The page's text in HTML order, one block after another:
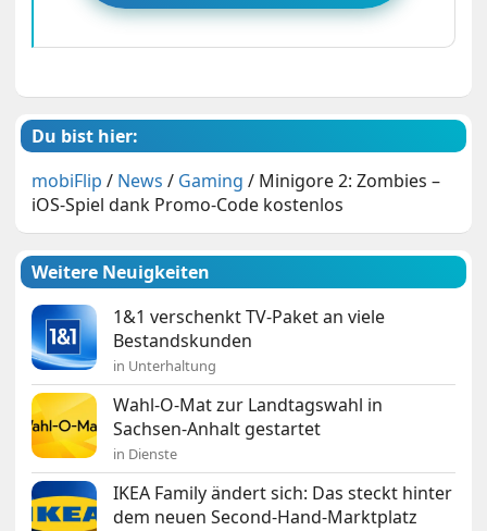
Du bist hier:
mobiFlip / News / Gaming / Minigore 2: Zombies –
iOS-Spiel dank Promo-Code kostenlos
Weitere Neuigkeiten
1&1 verschenkt TV-Paket an viele
Bestandskunden
in Unterhaltung
Wahl-O-Mat zur Landtagswahl in
Sachsen-Anhalt gestartet
in Dienste
IKEA Family ändert sich: Das steckt hinter
dem neuen Second-Hand-Marktplatz